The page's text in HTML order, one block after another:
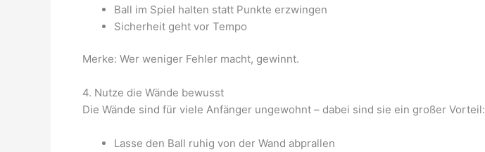
Ball im Spiel halten statt Punkte erzwingen
Sicherheit geht vor Tempo
Merke: Wer weniger Fehler macht, gewinnt.
4. Nutze die Wände bewusst
Die Wände sind für viele Anfänger ungewohnt – dabei sind sie ein großer Vorteil:
Lasse den Ball ruhig von der Wand abprallen